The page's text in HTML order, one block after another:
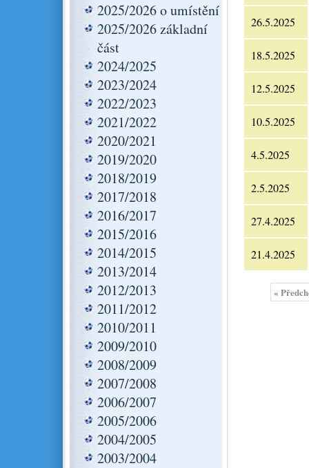
2025/2026 o umístění
2025/2026 základní
část
2024/2025
2023/2024
2022/2023
2021/2022
2020/2021
2019/2020
2018/2019
2017/2018
2016/2017
2015/2016
2014/2015
2013/2014
2012/2013
2011/2012
2010/2011
2009/2010
2008/2009
2007/2008
2006/2007
2005/2006
2004/2005
2003/2004
26.5.2025
18.5.2025
12.5.2025
10.5.2025
4.5.2025
2.5.2025
27.4.2025
21.4.2025
«